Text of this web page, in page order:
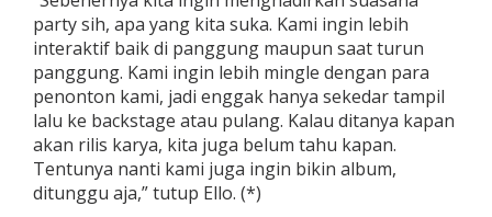
party sih, apa yang kita suka. Kami ingin lebih
interaktif baik di panggung maupun saat turun
panggung. Kami ingin lebih mingle dengan para
penonton kami, jadi enggak hanya sekedar tampil
lalu ke backstage atau pulang. Kalau ditanya kapan
akan rilis karya, kita juga belum tahu kapan.
Tentunya nanti kami juga ingin bikin album,
ditunggu aja,” tutup Ello. (*)